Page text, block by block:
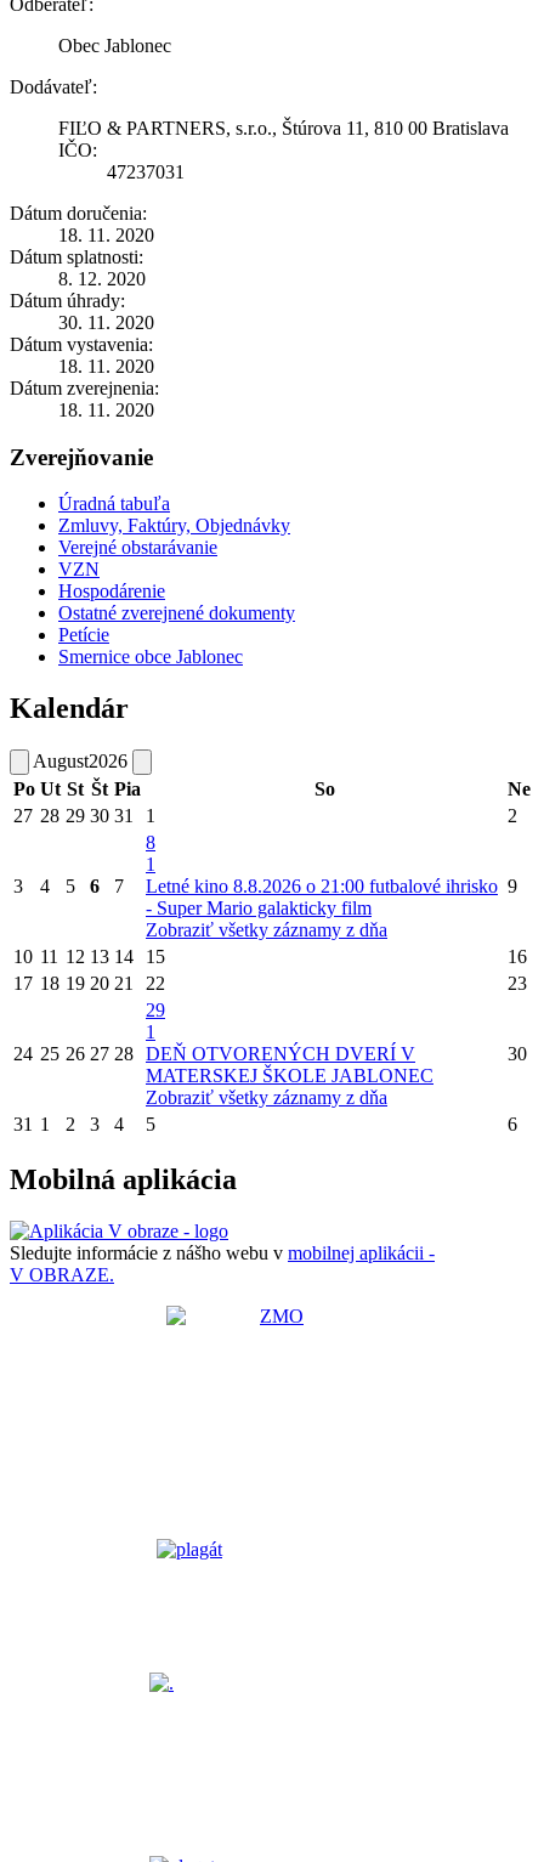
Obec Jablonec
Dodávateľ:
FIĽO & PARTNERS, s.r.o., Štúrova 11, 810 00 Bratislava
IČO:
47237031
Dátum doručenia:
18. 11. 2020
Dátum splatnosti:
8. 12. 2020
Dátum úhrady:
30. 11. 2020
Dátum vystavenia:
18. 11. 2020
Dátum zverejnenia:
18. 11. 2020
Zverejňovanie
Úradná tabuľa
Zmluvy, Faktúry, Objednávky
Verejné obstarávanie
VZN
Hospodárenie
Ostatné zverejnené dokumenty
Petície
Smernice obce Jablonec
Kalendár
August2026
Po Ut St Št Pia So
Ne
27 28 29 30 31 1 2
3 4 5 6 7
8
1
Letné kino 8.8.2026 o 21:00 futbalové ihrisko
- Super Mario galakticky film
Zobraziť všetky záznamy z dňa
9
10 11 12 13 14 15
16
17 18 19 20 21 22 23
24 25 26 27 28
29
1
DEŇ OTVORENÝCH DVERÍ V
MATERSKEJ ŠKOLE JABLONEC
Zobraziť všetky záznamy z dňa
30
31 1 2 3 4 5 6
Mobilná aplikácia
Sledujte informácie z nášho webu v mobilnej aplikácii -
V OBRAZE.